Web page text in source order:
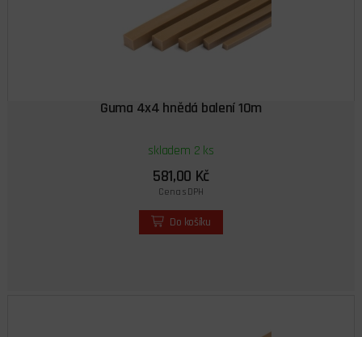
Guma 4x4 hnědá balení 10m
skladem 2 ks
581,00 Kč
Cena s DPH
Do košíku